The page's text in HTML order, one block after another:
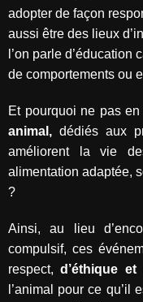
adopter de façon
aussi être des lieux
l’on parle
de comportements ou
Et pourquoi ne pas
animal, dédiés aux
améliorent la vie
alimentation adaptée,
?
Ainsi, au lieu
compulsif, ces
respect,d’éthique
l’animal pour ce qu’il